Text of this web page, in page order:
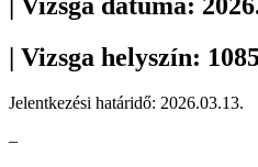
| Vizsga helyszín:
Jelentkezési határidő: 2026.03.13.
–